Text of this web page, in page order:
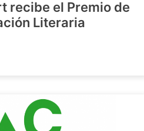
recibe el Premio de
Literaria